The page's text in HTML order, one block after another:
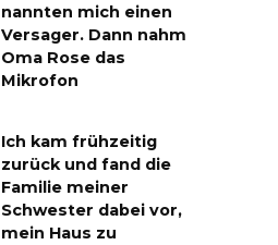
nannten mich einen
Versager. Dann nahm
Oma Rose das
Mikrofon
Ich kam frühzeitig
zurück und fand die
Familie meiner
Schwester dabei vor,
mein Haus zu